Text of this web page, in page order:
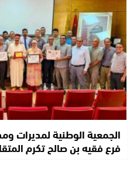
الجمعية الوطنية لمديرات
فرع فقيه بن صالح تكرم